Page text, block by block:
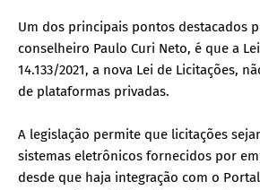
Um dos principais pontos destacados
conselheiro Paulo Curi Neto, é que a
14.133/2021, a nova Lei de Licitações,
de plataformas privadas.
A legislação permite que licitações
sistemas eletrônicos fornecidos por
desde que haja integração com o